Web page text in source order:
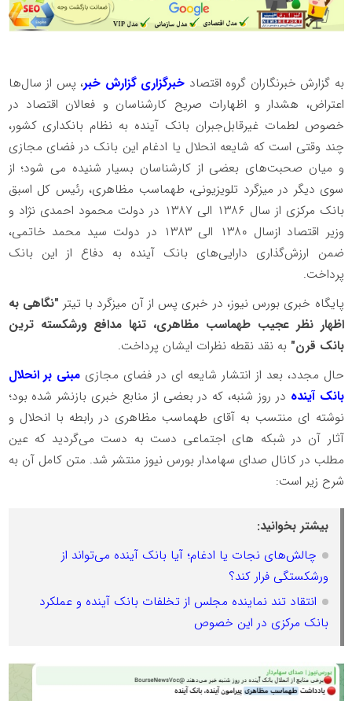
به گزارش خبرنگاران گروه اقتصاد خبرگزاری گزارش خبر، پس از سال‌ها
اعتراض، هشدار و اظهارات صریح کارشناسان و فعالان اقتصاد در
خصوص لطمات غیرقابل‌جبران بانک آینده به نظام بانکداری کشور،
چند وقتی است که شایعه انحلال یا ادغام این بانک در فضای مجازی
و میان صحبت‌های بعضی از کارشناسان بسیار شنیده می شود؛ از
سوی دیگر در میزگرد تلویزیونی، طهماسب مظاهری، رئیس کل اسبق
بانک مرکزی از سال ۱۳۸۶ الی ۱۳۸۷ در دولت محمود احمدی نژاد و
وزیر اقتصاد ازسال ۱۳۸۰ الی ۱۳۸۳ در دولت سید محمد خاتمی،
ضمن ارزش‌گذاری دارایی‌های بانک آینده به دفاع از این بانک
پرداخت.
پایگاه خبری بورس نیوز، در خبری پس از آن میزگرد با تیتر "نگاهی به
اظهار نظر عجیب طهماسب مظاهری، تنها مدافع ورشکسته ترین
بانک قرن" به نقد نقطه نظرات ایشان پرداخت.
حال مجدد، بعد از انتشار شایعه ای در فضای مجازی مبنی بر انحلال
بانک آینده در روز شنبه، که در بعضی از منابع خبری بازنشر شده بود؛
نوشته ای منتسب به آقای طهماسب مظاهری در رابطه با انحلال و
آثار آن در شبکه های اجتماعی دست به دست می‌گردید که عین
مطلب در کانال صدای سهامدار بورس نیوز منتشر شد. متن کامل آن به
شرح زیر است:
بیشتر بخوانید:
چالش‌های نجات یا ادغام؛ آیا بانک آینده می‌تواند از
ورشکستگی فرار کند؟
انتقاد تند نماینده مجلس از تخلفات بانک آینده و عملکرد
بانک مرکزی در این خصوص